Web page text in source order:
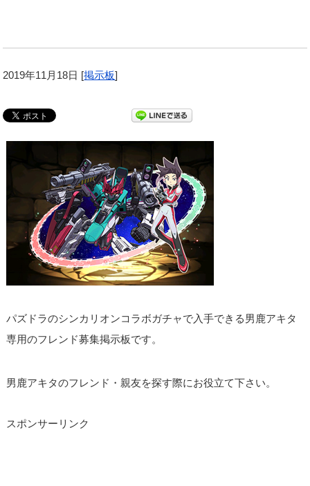
2019年11月18日 [掲示板]
パズドラのシンカリオンコラボガチャで入手できる男鹿アキタ
専用のフレンド募集掲示板です。
男鹿アキタのフレンド・親友を探す際にお役立て下さい。
スポンサーリンク